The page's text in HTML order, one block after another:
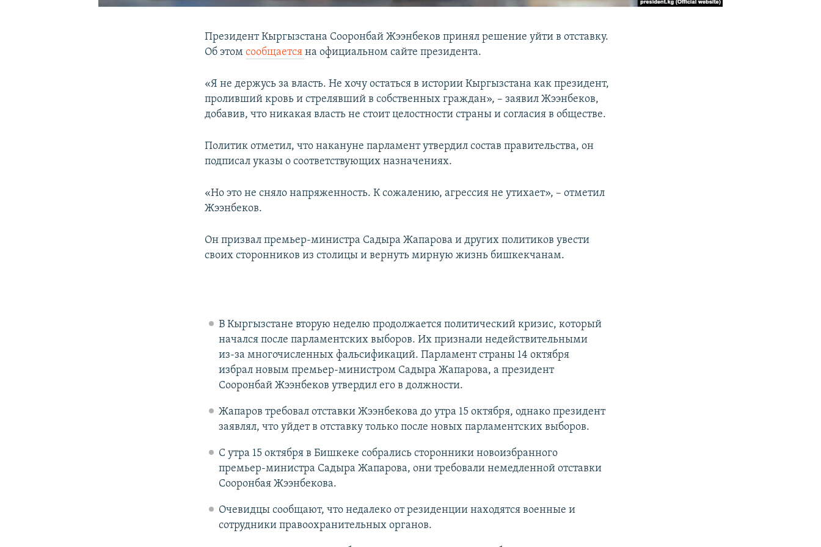
Президент Кыргызстана Сооронбай Жээнбеков принял решение уйти в отставку.
Об этомсообщаетсяна официальном сайте президента.
«Я не держусь за власть. Не хочу остаться в истории Кыргызстана как президент,
проливший кровь и стрелявший в собственных граждан», – заявил Жээнбеков,
добавив, что никакая власть не стоит целостности страны и согласия в обществе.
Политик отметил, что накануне парламент утвердил состав правительства, он
подписал указы о соответствующих назначениях.
«Но это не сняло напряженность. К сожалению, агрессия не утихает», – отметил
Жээнбеков.
Он призвал премьер-министра Садыра Жапарова и других политиков увести
своих сторонников из столицы и вернуть мирную жизнь бишкекчанам.
В Кыргызстане вторую неделю продолжается политический кризис, который
начался после парламентских выборов. Их признали недействительными
из-за многочисленных фальсификаций. Парламент страны 14 октября
избрал новым премьер-министром Садыра Жапарова, а президент
Сооронбай Жээнбеков утвердил его в должности.
Жапаров требовал отставки Жээнбекова до утра 15 октября, однако президент
заявлял, что уйдет в отставку только после новых парламентских выборов.
С утра 15 октября в Бишкеке собрались сторонники новоизбранного
премьер-министра Садыра Жапарова, они требовали немедленной отставки
Сооронбая Жээнбекова.
Очевидцы сообщают, что недалеко от резиденции находятся военные и
сотрудники правоохранительных органов.